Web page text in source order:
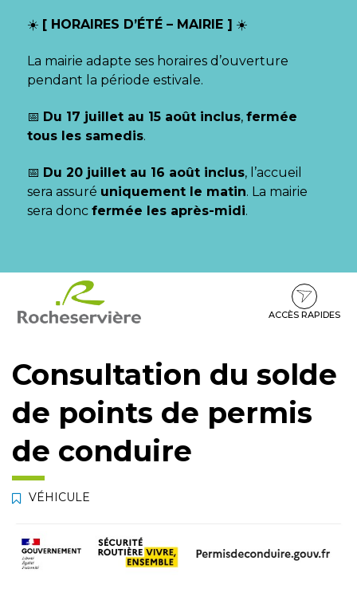
☀️ [ HORAIRES D’ÉTÉ – MAIRIE ] ☀️
La mairie adapte ses horaires d’ouverture
pendant la période estivale.
📅 Du 17 juillet au 15 août inclus, fermée
tous les samedis.
📅 Du 20 juillet au 16 août inclus, l’accueil
sera assuré uniquement le matin. La mairie
sera donc fermée les après-midi.
contenu
pied
ACCÈS RAPIDES
Consultation du solde
de points de permis
de conduire
VÉHICULE